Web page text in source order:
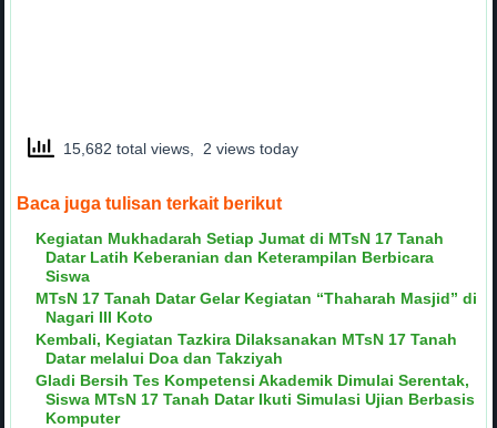
15,682 total views, 2 views today
Baca juga tulisan terkait berikut
Kegiatan Mukhadarah Setiap Jumat di MTsN 17 Tanah
Datar Latih Keberanian dan Keterampilan Berbicara
Siswa
MTsN 17 Tanah Datar Gelar Kegiatan “Thaharah Masjid” di
Nagari III Koto
Kembali, Kegiatan Tazkira Dilaksanakan MTsN 17 Tanah
Datar melalui Doa dan Takziyah
Gladi Bersih Tes Kompetensi Akademik Dimulai Serentak,
Siswa MTsN 17 Tanah Datar Ikuti Simulasi Ujian Berbasis
Komputer